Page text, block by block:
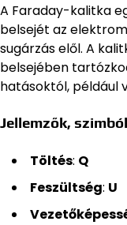
A Faraday-kalitka
belsejét az
sugárzás elől. A
belsejében
hatásoktól, például
Jellemzők,
Töltés: Q
Feszültség: U